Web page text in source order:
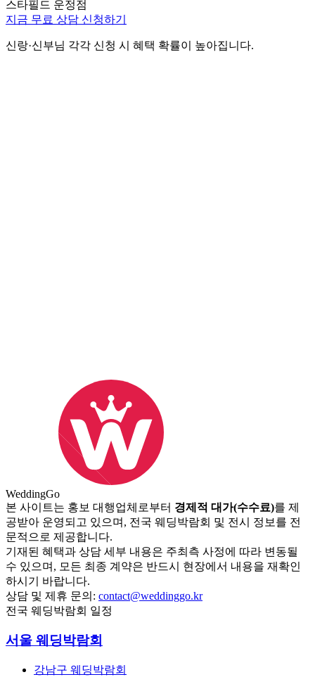
스타필드 운정점
지금 무료 상담 신청하기
신랑·신부님 각각 신청 시 혜택 확률이 높아집니다.
WeddingGo
본 사이트는 홍보 대행업체로부터 경제적 대가(수수료)를 제
공받아 운영되고 있으며, 전국 웨딩박람회 및 전시 정보를 전
문적으로 제공합니다.
기재된 혜택과 상담 세부 내용은 주최측 사정에 따라 변동될
수 있으며, 모든 최종 계약은 반드시 현장에서 내용을 재확인
하시기 바랍니다.
상담 및 제휴 문의: contact@weddinggo.kr
전국 웨딩박람회 일정
서울 웨딩박람회
강남구 웨딩박람회